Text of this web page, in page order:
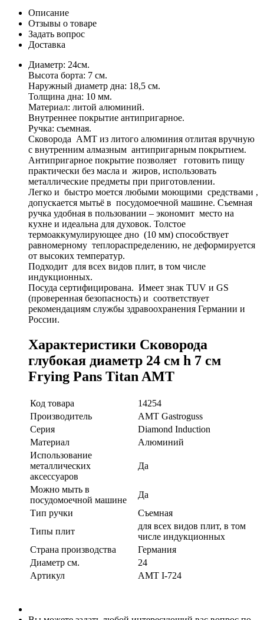
Описание
Отзывы о товаре
Задать вопрос
Доставка
Диаметр: 24см.
Высота борта: 7 см.
Наружный диаметр дна: 18,5 см.
Толщина дна: 10 мм.
Материал: литой алюминий.
Внутреннее покрытие антипригарное.
Ручка: съемная.
Сковорода AMT из литого алюминия отлитая вручную
с внутренним алмазным антипригарным покрытием.
Антипригарное покрытие позволяет готовить пищу
практически без масла и жиров, использовать
металлические предметы при приготовлении.
Легко и быстро моется любыми моющими средствами ,
допускается мытьё в посудомоечной машине. Съемная
ручка удобная в пользовании – экономит место на
кухне и идеальна для духовок. Толстое
термоаккумулирующее дно (10 мм) способствует
равномерному теплораспределению, не деформируется
от высоких температур.
Подходит для всех видов плит, в том числе
индукционных.
Посуда сертифицирована. Имеет знак TUV и GS
(проверенная безопасность) и соответствует
рекомендациям службы здравоохранения Германии и
России.
Характеристики Сковорода
глубокая диаметр 24 см h 7 см
Frying Pans Titan AMT
Код товара
14254
Производитель
AMT Gastroguss
Серия
Diamond Induction
Материал
Алюминий
Использование
металлических
аксессуаров
Да
Можно мыть в
посудомоечной машине
Да
Тип ручки
Съемная
Типы плит
для всех видов плит, в том
числе индукционных
Страна производства
Германия
Диаметр см.
24
Артикул
AMT I-724